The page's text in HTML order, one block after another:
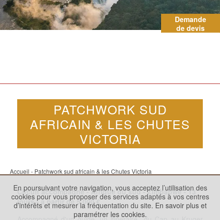
Demande
de devis
PATCHWORK SUD
AFRICAIN & LES CHUTES
VICTORIA
Accueil - Patchwork sud africain & les Chutes Victoria
Circuit accompagné - Afrique du sud - Zimbabwe -13
jours - à partir de5 000 €
En poursuivant votre navigation, vous acceptez l’utilisation des
cookies pour vous proposer des services adaptés à vos centres
d’intérêts et mesurer la fréquentation du site. En savoir plus et
paramétrer les cookies.